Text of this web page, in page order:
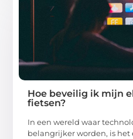
Hoe beveilig ik mijn
fietsen?
In een wereld waar
belangrijker worden, is het